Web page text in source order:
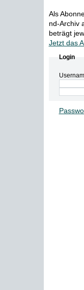
Als
nd-Archiv
beträgt
Jetzt das
Login